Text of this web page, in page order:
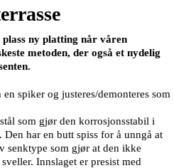
ny platting når våren
metoden, der også et nydelig
spiker og justeres/demonteres som
som gjør den korrosjonsstabil i
har en butt spiss for å unngå at
senktype som gjør at den ikke
Innslaget er presist med